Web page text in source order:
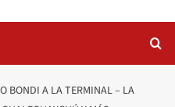
BONDI A LA TERMINAL – LA